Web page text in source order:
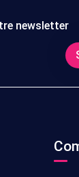
newsletter